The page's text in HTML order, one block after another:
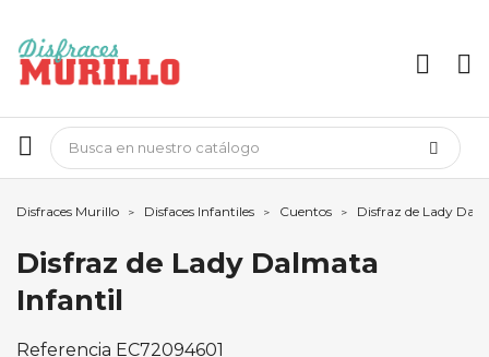
Disfraces Murillo Disfaces Infantiles Cuentos Disfraz de Lady
Disfraz de Lady Dalmata
Infantil
Referencia EC72094601